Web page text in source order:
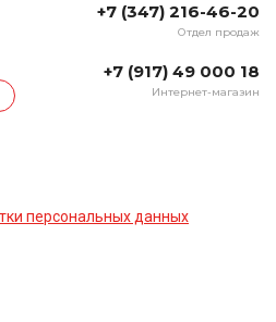
+7 (347) 216-46-20
Отдел продаж
+7 (917) 49 000 18
Интернет-магазин
персональных данных